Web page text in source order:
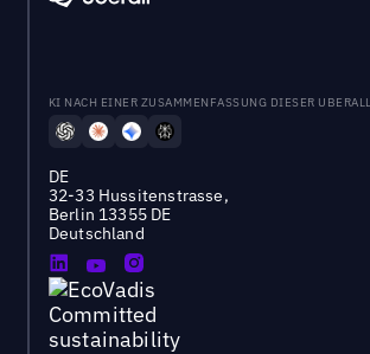
KI NACH EINER ZUSAMMENFASSUNG DIESER
DE
32-33 Hussitenstrasse,
Berlin 13355 DE
Deutschland